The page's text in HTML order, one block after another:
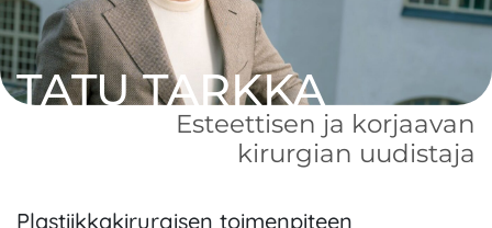
TATU TARKKA
Esteettisen ja korjaavan
kirurgian uudistaja
Plastiikkakirurgisen toimenpiteen